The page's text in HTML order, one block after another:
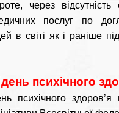
через відсутність
послуг по
в світі як і раніше
день психічного
психічного здоров’я